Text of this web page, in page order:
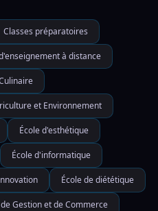
Classes préparatoires
à distance
et Environnement
École d'esthétique
École d'informatique
École de diététique
Gestion et de Commerce